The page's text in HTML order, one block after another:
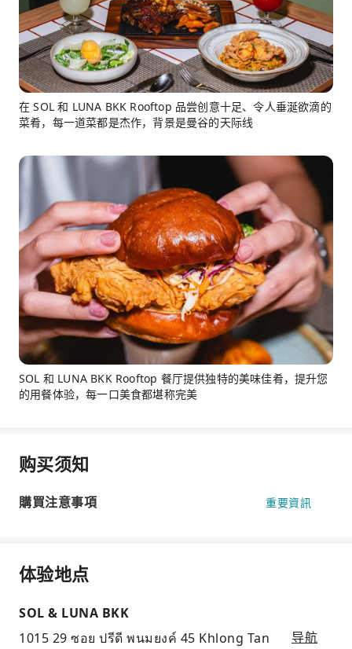
在 SOL 和 LUNA BKK Rooftop 品尝创意十足、令人垂涎欲滴的
菜肴，每一道菜都是杰作，背景是曼谷的天际线
SOL 和 LUNA BKK Rooftop 餐厅提供独特的美味佳肴，提升您
的用餐体验，每一口美食都堪称完美
购买须知
購買注意事項 重要資訊
体验地点
SOL & LUNA BKK
1015 29 ซอย ปรีดี พนมยงค์ 45 Khlong Tan
导航